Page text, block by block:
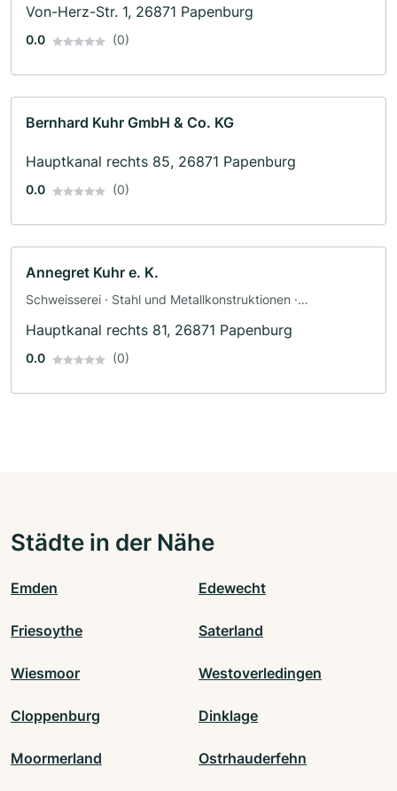
Von-Herz-Str. 1, 26871 Papenburg
0.0 (0)
Bernhard Kuhr GmbH & Co. KG
Hauptkanal rechts 85, 26871 Papenburg
0.0 (0)
Annegret Kuhr e. K.
Schweisserei · Stahl und Metallkonstruktionen ·
Hauptkanal rechts 81, 26871 Papenburg
0.0 (0)
Städte in der Nähe
Emden Edewecht
Friesoythe Saterland
Wiesmoor Westoverledingen
Cloppenburg Dinklage
Moormerland Ostrhauderfehn